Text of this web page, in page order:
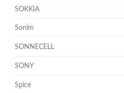
SOKKIA
Sonim
SONNECELL
SONY
Spice